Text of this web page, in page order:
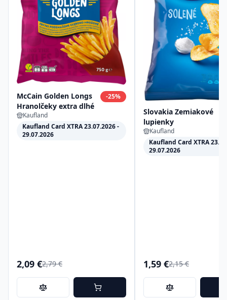
McCain Golden Longs
Hranolčeky extra dlhé
-25%
Kaufland
Kaufland Card XTRA 23.07.2026 -
29.07.2026
2,09 €2,79 €
Slovakia Zemiakové
lupienky
Kaufland
Kaufland Card XTRA
29.07.2026
1,59 €2,15 €